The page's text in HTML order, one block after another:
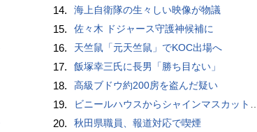
14. 海上自衛隊の生々しい映像が物議
15. 佐々木 ドジャース守護神候補に
16. 天竺鼠「元天竺鼠」でKOC出場へ
17. 飯塚幸三氏に長男「勝ち目ない」
18. 高級ブドウ約200房を盗んだ疑い
19. ビニールハウスからシャインマスカット約200房を盗んだ疑い ネットで販売か 無職の男（42）逮捕 岡山県警
20. 秋田県職員、報道対応で喫煙